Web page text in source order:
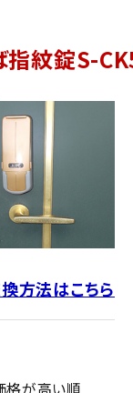
紋錠S-
方法はこちら
格が高い順